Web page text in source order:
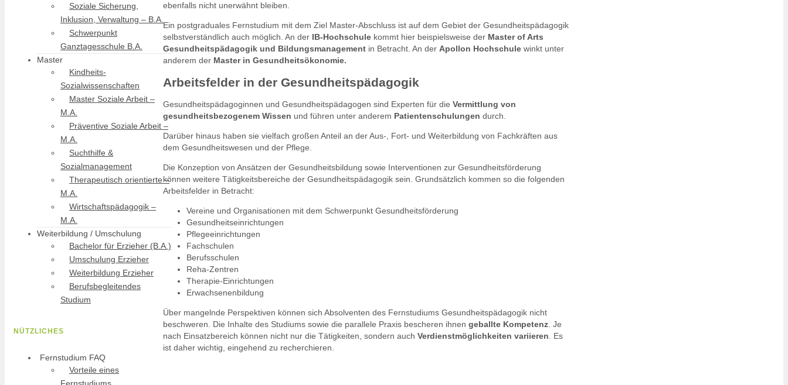
ebenfalls nicht unerwähnt bleiben.
Ein postgraduales Fernstudium mit dem Ziel Master-Abschluss ist auf dem Gebiet der Gesundheitspädagogik
selbstverständlich auch möglich. An der IB-Hochschule kommt hier beispielsweise der Master of Arts
Gesundheitspädagogik und Bildungsmanagement in Betracht. An der Apollon Hochschule winkt unter
anderem der Master in Gesundheitsökonomie.
Arbeitsfelder in der Gesundheitspädagogik
Gesundheitspädagoginnen und Gesundheitspädagogen sind Experten für die Vermittlung von
gesundheitsbezogenem Wissen und führen unter anderem Patientenschulungen durch.
Darüber hinaus haben sie vielfach großen Anteil an der Aus-, Fort- und Weiterbildung von Fachkräften aus
dem Gesundheitswesen und der Pflege.
Die Konzeption von Ansätzen der Gesundheitsbildung sowie Interventionen zur Gesundheitsförderung
können weitere Tätigkeitsbereiche der Gesundheitspädagogik sein. Grundsätzlich kommen so die folgenden
Arbeitsfelder in Betracht:
Vereine und Organisationen mit dem Schwerpunkt Gesundheitsförderung
Gesundheitseinrichtungen
Pflegeeinrichtungen
Fachschulen
Berufsschulen
Reha-Zentren
Therapie-Einrichtungen
Erwachsenenbildung
Über mangelnde Perspektiven können sich Absolventen des Fernstudiums Gesundheitspädagogik nicht
beschweren. Die Inhalte des Studiums sowie die parallele Praxis bescheren ihnen geballte Kompetenz . Je
nach Einsatzbereich können nicht nur die Tätigkeiten, sondern auch Verdienstmöglichkeiten variieren . Es
ist daher wichtig, eingehend zu recherchieren.
Soziale Sicherung,
Inklusion, Verwaltung – B.A.
Schwerpunkt
Ganztagesschule B.A.
Master
Kindheits-
Sozialwissenschaften
Master Soziale Arbeit –
M.A.
Präventive Soziale Arbeit –
M.A.
Suchthilfe &
Sozialmanagement
Therapeutisch orientierte –
M.A.
Wirtschaftspädagogik –
M.A.
Weiterbildung / Umschulung
Bachelor für Erzieher (B.A.)
Umschulung Erzieher
Weiterbildung Erzieher
Berufsbegleitendes
Studium
NÜTZLICHES
Fernstudium FAQ
Vorteile eines